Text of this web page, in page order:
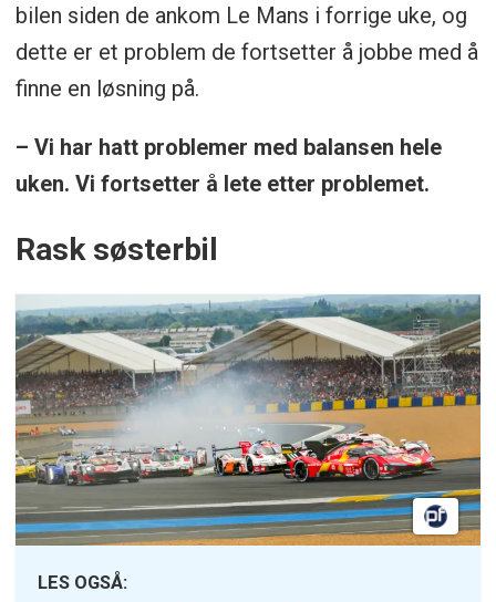
bilen siden de ankom Le Mans i forrige uke, og
dette er et problem de fortsetter å jobbe med å
finne en løsning på.
– Vi har hatt problemer med balansen hele
uken. Vi fortsetter å lete etter problemet.
Rask søsterbil
LES OGSÅ: